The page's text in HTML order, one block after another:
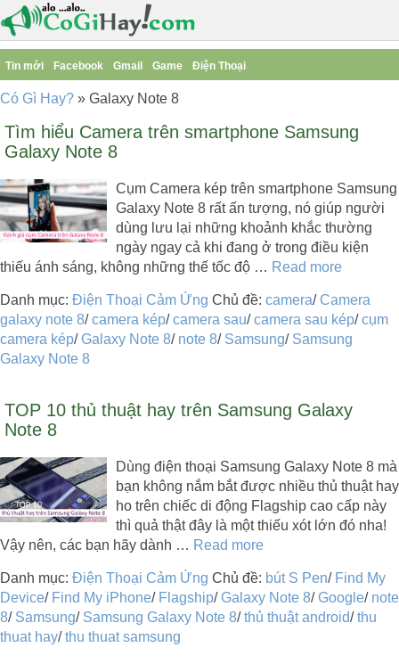
Tin mới Facebook Gmail Game Điện Thoại
Có Gì Hay? » Galaxy Note 8
Tìm hiểu Camera trên smartphone Samsung
Galaxy Note 8
Cụm Camera kép trên smartphone Samsung
Galaxy Note 8 rất ấn tượng, nó giúp người
dùng lưu lại những khoảnh khắc thường
ngày ngay cả khi đang ở trong điều kiện
thiếu ánh sáng, không những thế tốc độ … Read more
Danh mục: Điện Thoại Cảm Ứng Chủ đề: camera/Camera
galaxy note 8/camera kép/camera sau/camera sau kép/cụm
camera kép/Galaxy Note 8/ note 8/ Samsung/ Samsung
Galaxy Note 8
TOP 10 thủ thuật hay trên Samsung Galaxy
Note 8
Dùng điện thoại Samsung Galaxy Note 8 mà
bạn không nắm bắt được nhiều thủ thuật hay
ho trên chiếc di động Flagship cao cấp này
thì quả thật đây là một thiếu xót lớn đó nha!
Vậy nên, các bạn hãy dành … Read more
Danh mục: Điện Thoại Cảm Ứng Chủ đề: bút S Pen/ Find My
Device/ Find My iPhone/ Flagship/Galaxy Note 8/Google/ note
8/ Samsung/ Samsung Galaxy Note 8/thủ thuật android/thu
thuat hay/thu thuat samsung